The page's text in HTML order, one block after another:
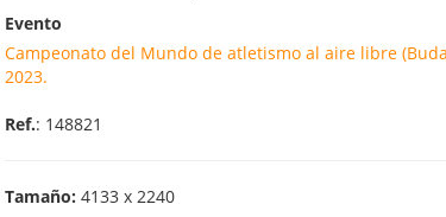
Evento
Campeonato del Mundo de atletismo al aire libre
2023.
Ref.: 148821
Tamaño: 4133 x 2240